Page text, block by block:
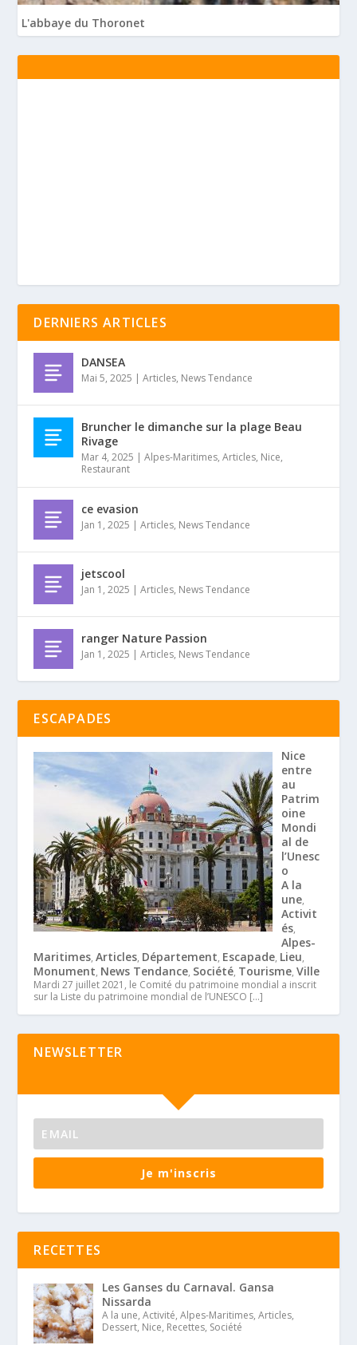
L'abbaye du Thoronet
DERNIERS ARTICLES
DANSEA
Mai 5, 2025 |Articles, News Tendance
Bruncher le dimanche sur la plage Beau
Rivage
Mar 4, 2025 |Alpes-Maritimes,Articles, Nice,
Restaurant
ce evasion
Jan 1, 2025 |Articles, News Tendance
jetscool
Jan 1, 2025 |Articles, News Tendance
ranger Nature Passion
Jan 1, 2025 |Articles, News Tendance
ESCAPADES
Nice
entre
au
Patrim
oine
Mondi
al de
l’Unesc
o
A la
une,
Activit
és,
Alpes-
Maritimes,Articles, Département, Escapade, Lieu,
Monument, News Tendance, Société, Tourisme,Ville
Mardi 27 juillet 2021, le Comité du patrimoine mondial a inscrit
sur la Liste du patrimoine mondial de l’UNESCO […]
NEWSLETTER
Je m'inscris
RECETTES
Les Ganses du Carnaval. Gansa
Nissarda
A la une, Activité, Alpes-Maritimes, Articles,
Dessert, Nice, Recettes, Société